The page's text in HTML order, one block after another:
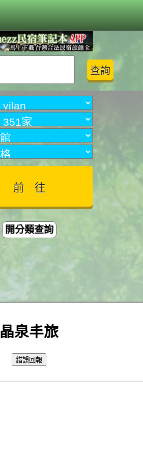
開分類查詢
晶泉丰旅